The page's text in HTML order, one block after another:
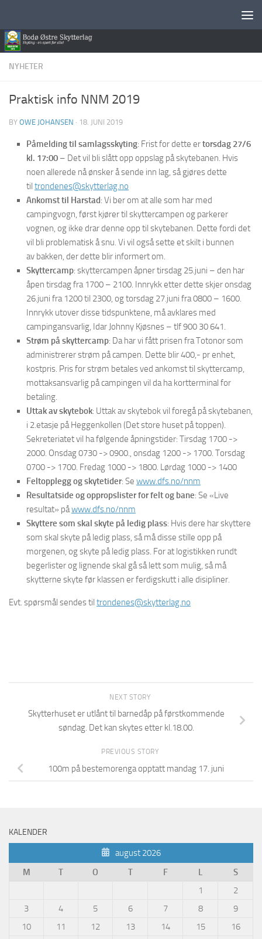
NYHETER
Praktisk info NNM 2019
BY OWE JOHANSEN · 18. JUNI 2019
Påmelding til samlagsskyting: Frist for dette ertorsdag 27/6
kl. 17:00 – Det vil bli slått opp oppslag på skytebanen. Hvis
noen allerede nå ønsker å sende inn lag, så gjøres dette
til trondenes@skytterlag.no
Ankomst til Harstad: Vi ber om at alle som har med
campingvogn, først kjører til skyttercampen og parkerer
vognen, og ikke drar denne opp til skytebanen. Dette fordi det
vil bli problematisk å snu. Vi vil også sette et skilt i bunnen
av bakken, der dette blir informert om.
Skyttercamp: skyttercampen åpner tirsdag 25.juni – den har
åpen tirsdag fra 1700 – 2100. Innrykk etter dette skjer onsdag
26.juni fra 1200 til 2300, og torsdag 27.juni fra 0800 – 1600.
Innrykk utover disse tidspunktene, må avklares med
campingansvarlig, Idar Johnny Kjøsnes – tlf 900 30 641.
Strøm på skyttercamp: Da har vi fått prisen fra Totonor som
administrerer strøm på campen. Dette blir 400,- pr enhet,
kostpris. Pris for strøm betales ved ankomst til skyttercamp,
mottaksansvarlig på campingen vil da ha kortterminal for
betaling.
Uttak av skytebok: Uttak av skytebok vil foregå på skytebanen,
i 2.etasje på Heggenkollen (Det store huset på toppen).
Sekreteriatet vil ha følgende åpningstider: Tirsdag 1700 ->
2000. Onsdag 0730 -> 0900., onsdag 1200 -> 1700. Torsdag
0700 -> 1700. Fredag 1000 -> 1800. Lørdag 1000 -> 1400
Feltopplegg og skytetider: Se www.dfs.no/nnm
Resultatside og oppropslister for felt og bane: Se «Live
resultat» påwww.dfs.no/nnm
Skyttere som skal skyte på ledig plass: Hvis dere har skyttere
som skal skyte på ledig plass, så må disse stille opp på
morgenen, og skyte på ledig plass. For at logistikken rundt
begerlister og lignende skal gå så lett som mulig, så må
skytterne skyte før klassen er ferdigskutt i alle disipliner.
Evt. spørsmål sendes til trondenes@skytterlag.no
NEXT STORY
Skytterhuset er utlånt til barnedåp på førstkommende
søndag. Det kan skytes etter kl.18.00.
PREVIOUS STORY
100m på bestemorenga opptatt mandag 17. juni
KALENDER
august 2026
M
T O T F L
S
1
2
3
4 5 6 7 8
9
10
11 12 13 14 15
16